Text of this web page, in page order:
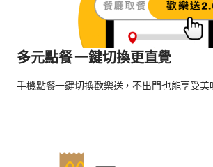
多元點餐 一鍵切換更直覺
手機點餐一鍵切換歡樂送，不出門也能享受美